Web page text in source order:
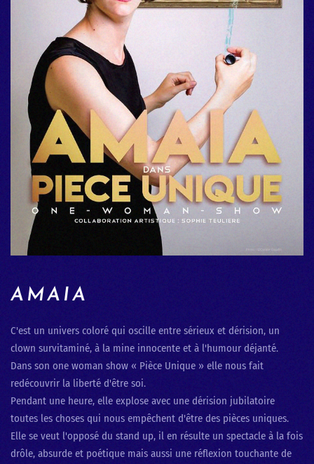
AMAIA
C'est un univers coloré qui oscille entre sérieux et dérision, un
clown survitaminé, à la mine innocente et à l'humour déjanté.
Dans son one woman show « Pièce Unique » elle nous fait
redécouvrir la liberté d'être soi.
Pendant une heure, elle explose avec une dérision jubilatoire
toutes les choses qui nous empêchent d'être des pièces uniques.
Elle se veut l'opposé du stand up, il en résulte un spectacle à la fois
drôle, absurde et poétique mais aussi une réflexion touchante de